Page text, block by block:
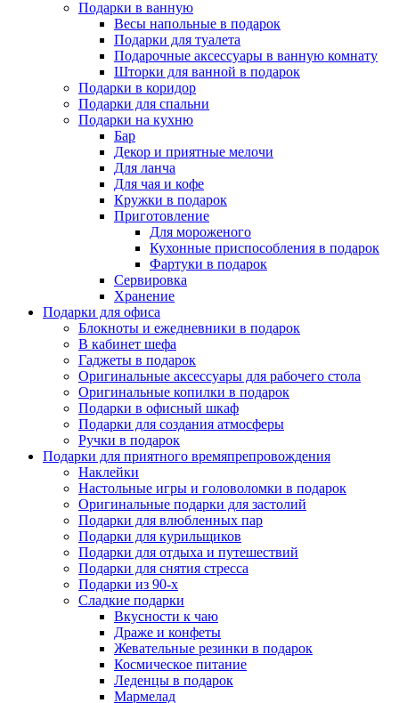
Подарки в ванную
Весы напольные в подарок
Подарки для туалета
Подарочные аксессуары в ванную комнату
Шторки для ванной в подарок
Подарки в коридор
Подарки для спальни
Подарки на кухню
Бар
Декор и приятные мелочи
Для ланча
Для чая и кофе
Кружки в подарок
Приготовление
Для мороженого
Кухонные приспособления в подарок
Фартуки в подарок
Сервировка
Хранение
Подарки для офиса
Блокноты и ежедневники в подарок
В кабинет шефа
Гаджеты в подарок
Оригинальные аксессуары для рабочего стола
Оригинальные копилки в подарок
Подарки в офисный шкаф
Подарки для создания атмосферы
Ручки в подарок
Подарки для приятного времяпрепровождения
Наклейки
Настольные игры и головоломки в подарок
Оригинальные подарки для застолий
Подарки для влюбленных пар
Подарки для курильщиков
Подарки для отдыха и путешествий
Подарки для снятия стресса
Подарки из 90-х
Сладкие подарки
Вкусности к чаю
Драже и конфеты
Жевательные резинки в подарок
Космическое питание
Леденцы в подарок
Мармелад